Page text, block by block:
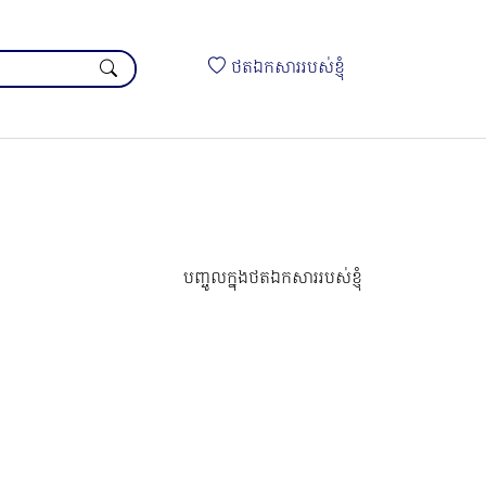
ថតឯកសាររបស់ខ្ញុំ
បញ្ចូលក្នុងថតឯកសាររបស់ខ្ញុំ